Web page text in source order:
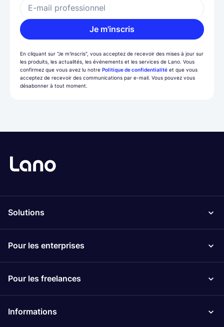
E-mail professionnel
Je m'inscris
En cliquant sur "Je m'inscris", vous acceptez de recevoir des mises à jour sur
les produits, les actualités, les événements et les services de Lano. Vous
confirmez que vous avez lu notre Politique de confidentialité et que vous
acceptez de recevoir des communications par e-mail. Vous pouvez vous
désabonner à tout moment.
Solutions
Pour les enterprises
Pour les freelances
Informations